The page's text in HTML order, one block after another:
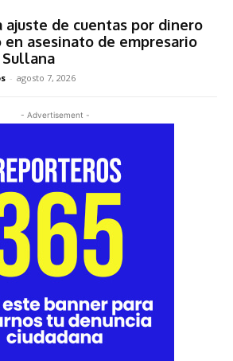
ajuste de cuentas por dinero
en asesinato de empresario
- agosto 7, 2026
- Advertisement -